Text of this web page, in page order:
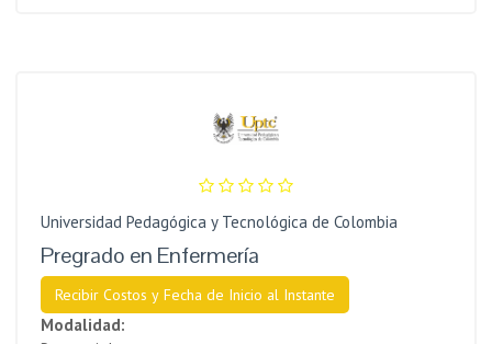
Universidad Pedagógica y Tecnológica de Colombia
Pregrado en Enfermería
Recibir Costos y Fecha de Inicio al Instante
Modalidad: